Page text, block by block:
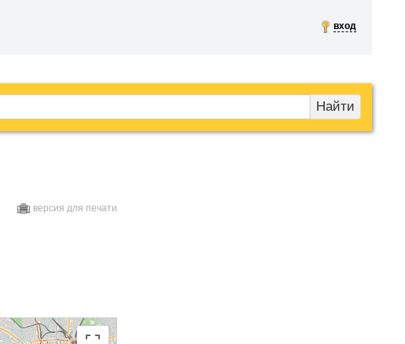
вход
Найти
версия для печати